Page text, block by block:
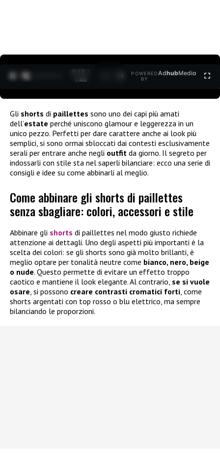
0:14 /
1:40
POWERED
BY
AdhubMedia
Gli shorts di paillettes sono uno dei capi più amati
dell’estate perché uniscono glamour e leggerezza in un
unico pezzo. Perfetti per dare carattere anche ai look più
semplici, si sono ormai sbloccati dai contesti esclusivamente
serali per entrare anche negli outfit da giorno. Il segreto per
indossarli con stile sta nel saperli bilanciare: ecco una serie di
consigli e idee su come abbinarli al meglio.
Come abbinare gli shorts di paillettes
senza sbagliare: colori, accessori e stile
Abbinare gli shorts di paillettes nel modo giusto richiede
attenzione ai dettagli. Uno degli aspetti più importanti è la
scelta dei colori: se gli shorts sono già molto brillanti, è
meglio optare per tonalità neutre come bianco, nero, beige
o nude. Questo permette di evitare un effetto troppo
caotico e mantiene il look elegante. Al contrario, se si vuole
osare, si possono creare contrasti cromatici forti, come
shorts argentati con top rosso o blu elettrico, ma sempre
bilanciando le proporzioni.